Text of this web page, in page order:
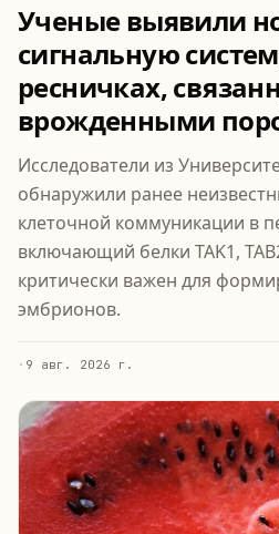
Ученые выявили
сигнальную
ресничках,
врожденными
Исследователи из
обнаружили ранее
клеточной коммуникации в
включающий белки TAK1,
критически важен для
эмбрионов.
· 9 авг. 2026 г.